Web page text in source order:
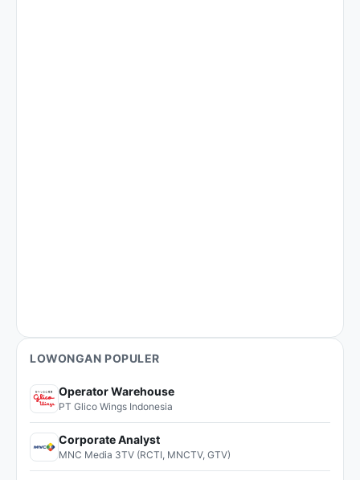
LOWONGAN POPULER
Operator Warehouse
PT Glico Wings Indonesia
Corporate Analyst
MNC Media 3TV (RCTI, MNCTV, GTV)